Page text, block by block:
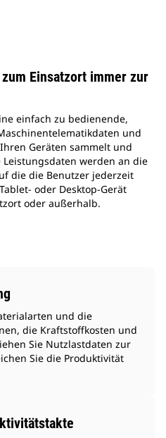
Einsatzort immer zur
einfach zu bedienende,
und
Geräten sammelt und
werden an die
die die Benutzer jederzeit
oder Desktop-Gerät
oder außerhalb.
und die
die Kraftstoffkosten und
Sie Nutzlastdaten zur
Sie die Produktivität